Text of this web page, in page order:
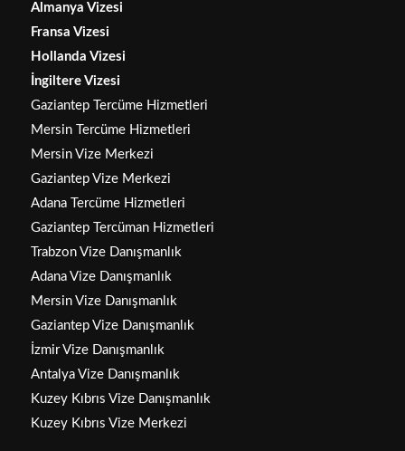
Almanya Vizesi
Fransa Vizesi
Hollanda Vizesi
İngiltere Vizesi
Gaziantep Tercüme Hizmetleri
Mersin Tercüme Hizmetleri
Mersin Vize Merkezi
Gaziantep Vize Merkezi
Adana Tercüme Hizmetleri
Gaziantep Tercüman Hizmetleri
Trabzon Vize Danışmanlık
Adana Vize Danışmanlık
Mersin Vize Danışmanlık
Gaziantep Vize Danışmanlık
İzmir Vize Danışmanlık
Antalya Vize Danışmanlık
Kuzey Kıbrıs Vize Danışmanlık
Kuzey Kıbrıs Vize Merkezi